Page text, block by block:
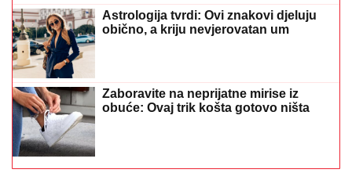
Astrologija tvrdi: Ovi znakovi djeluju
obično, a kriju nevjerovatan um
Zaboravite na neprijatne mirise iz
obuće: Ovaj trik košta gotovo ništa